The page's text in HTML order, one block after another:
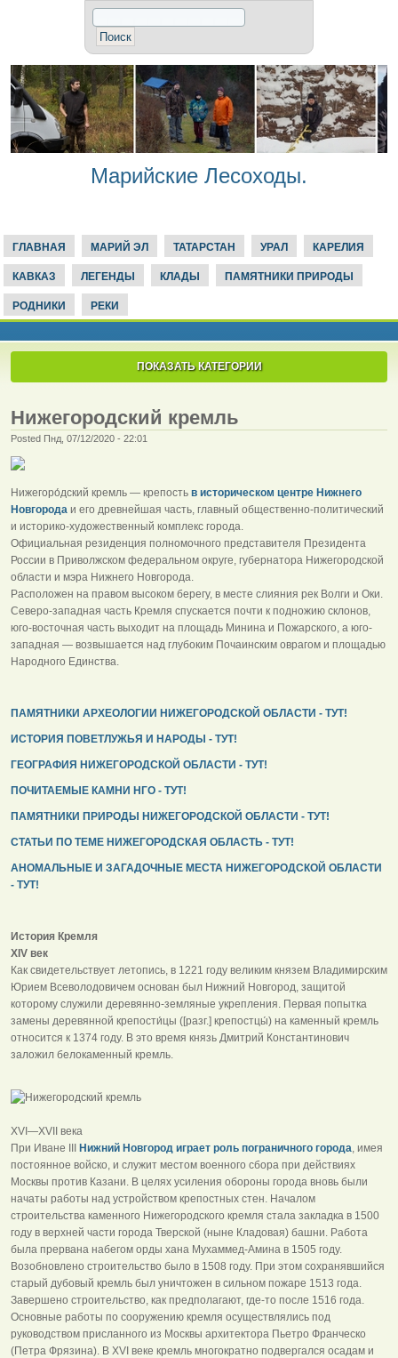
Марийские Лесоходы.
ГЛАВНАЯ МАРИЙ ЭЛ ТАТАРСТАН УРАЛ КАРЕЛИЯ
КАВКАЗ ЛЕГЕНДЫ КЛАДЫ ПАМЯТНИКИ ПРИРОДЫ
РОДНИКИ РЕКИ
ПОКАЗАТЬ КАТЕГОРИИ
Нижегородский кремль
Posted Пнд, 07/12/2020 - 22:01
Нижегоро́дский кремль — крепость в историческом центре Нижнего
Новгорода и его древнейшая часть, главный общественно-политический
и историко-художественный комплекс города.
Официальная резиденция полномочного представителя Президента
России в Приволжском федеральном округе, губернатора Нижегородской
области и мэра Нижнего Новгорода.
Расположен на правом высоком берегу, в месте слияния рек Волги и Оки.
Северо-западная часть Кремля спускается почти к подножию склонов,
юго-восточная часть выходит на площадь Минина и Пожарского, а юго-
западная — возвышается над глубоким Почаинским оврагом и площадью
Народного Единства.
ПАМЯТНИКИ АРХЕОЛОГИИ НИЖЕГОРОДСКОЙ ОБЛАСТИ - ТУТ!
ИСТОРИЯ ПОВЕТЛУЖЬЯ И НАРОДЫ - ТУТ!
ГЕОГРАФИЯ НИЖЕГОРОДСКОЙ ОБЛАСТИ - ТУТ!
ПОЧИТАЕМЫЕ КАМНИ НГО - ТУТ!
ПАМЯТНИКИ ПРИРОДЫ НИЖЕГОРОДСКОЙ ОБЛАСТИ - ТУТ!
СТАТЬИ ПО ТЕМЕ НИЖЕГОРОДСКАЯ ОБЛАСТЬ - ТУТ!
АНОМАЛЬНЫЕ И ЗАГАДОЧНЫЕ МЕСТА НИЖЕГОРОДСКОЙ ОБЛАСТИ
- ТУТ!
История Кремля
XIV век
Как свидетельствует летопись, в 1221 году великим князем Владимирским
Юрием Всеволодовичем основан был Нижний Новгород, защитой
которому служили деревянно-земляные укрепления. Первая попытка
замены деревянной крепости́цы ([разг.] крепостцы́) на каменный кремль
относится к 1374 году. В это время князь Дмитрий Константинович
заложил белокаменный кремль.
XVI—XVII века
При Иване III
Нижний Новгород играет роль пограничного города, имея
постоянное войско, и служит местом военного сбора при действиях
Москвы против Казани. В целях усиления обороны города вновь были
начаты работы над устройством крепостных стен. Началом
строительства каменного Нижегородского кремля стала закладка в 1500
году в верхней части города Тверской (ныне Кладовая) башни. Работа
была прервана набегом орды хана Мухаммед-Амина в 1505 году.
Возобновлено строительство было в 1508 году. При этом сохранявшийся
старый дубовый кремль был уничтожен в сильном пожаре 1513 года.
Завершено строительство, как предполагают, где-то после 1516 года.
Основные работы по сооружению кремля осуществлялись под
руководством присланного из Москвы архитектора Пьетро Франческо
(Петра Фрязина). В XVI веке кремль многократно подвергался осадам и